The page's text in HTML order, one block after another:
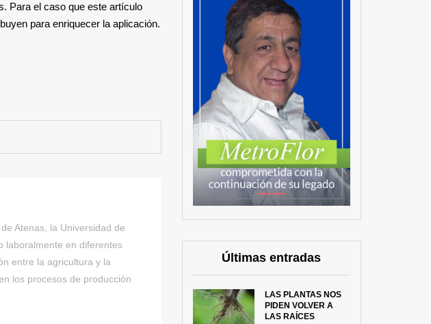
Para el caso que este artículo
para enriquecer la aplicación.
Atenas, la Universidad de
laboralmente en diferentes
entre la agricultura y la
los procesos de producción
Últimas entradas
LAS PLANTAS NOS
PIDEN VOLVER A
LAS RAÍCES